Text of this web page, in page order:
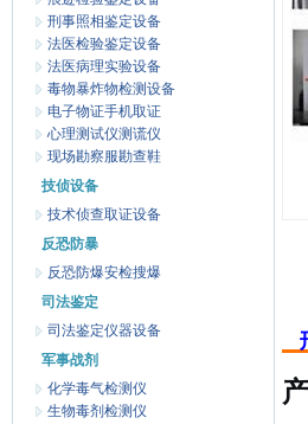
刑事照相鉴定设备
法医检验鉴定设备
法医病理实验设备
毒物暴炸物检测设备
电子物证手机取证
心理测试仪测谎仪
现场勘察服勘查鞋
技侦设备
技术侦查取证设备
反恐防暴
反恐防爆安检搜爆
司法鉴定
司法鉴定仪器设备
军事战剂
化学毒气检测仪
生物毒剂检测仪